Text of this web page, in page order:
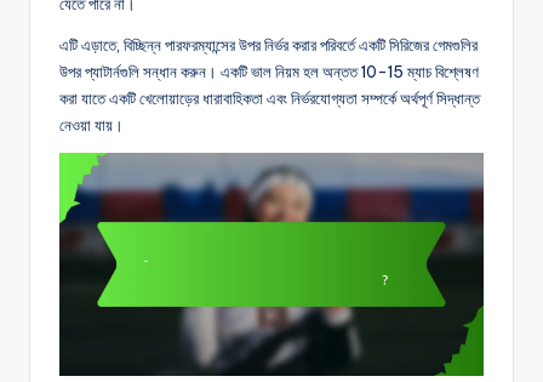
এটি এড়াতে, বিচ্ছিন্ন পারফরম্যান্সের উপর নির্ভর করার পরিবর্তে একটি সিরিজের গেমগুলির
উপর প্যাটার্নগুলি সন্ধান করুন। একটি ভাল নিয়ম হল অন্তত 10-15 ম্যাচ বিশ্লেষণ
করা যাতে একটি খেলোয়াড়ের ধারাবাহিকতা এবং নির্ভরযোগ্যতা সম্পর্কে অর্থপূর্ণ সিদ্ধান্ত
নেওয়া যায়।